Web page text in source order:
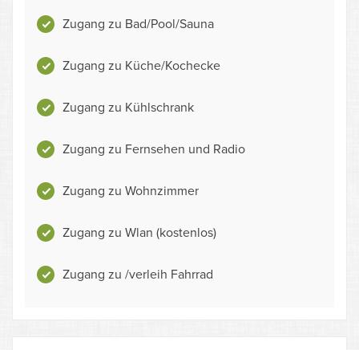
Zugang zu Bad/Pool/Sauna
Zugang zu Küche/Kochecke
Zugang zu Kühlschrank
Zugang zu Fernsehen und Radio
Zugang zu Wohnzimmer
Zugang zu Wlan (kostenlos)
Zugang zu /verleih Fahrrad